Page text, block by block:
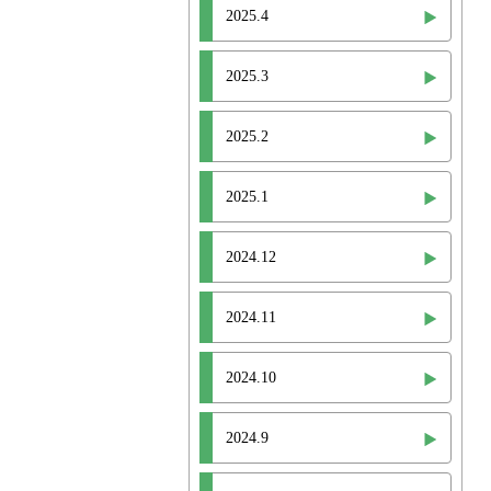
2025.4
2025.3
2025.2
2025.1
2024.12
2024.11
2024.10
2024.9